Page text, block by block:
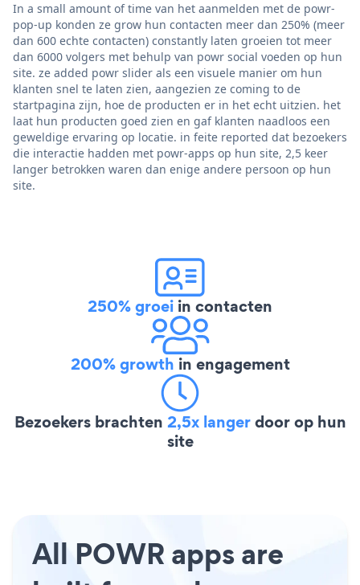
In a small amount of time van het aanmelden met de powr-
pop-up konden ze grow hun contacten meer dan 250% (meer
dan 600 echte contacten) constantly laten groeien tot meer
dan 6000 volgers met behulp van powr social voeden op hun
site. ze added powr slider als een visuele manier om hun
klanten snel te laten zien, aangezien ze coming to de
startpagina zijn, hoe de producten er in het echt uitzien. het
laat hun producten goed zien en gaf klanten naadloos een
geweldige ervaring op locatie. in feite reported dat bezoekers
die interactie hadden met powr-apps op hun site, 2,5 keer
langer betrokken waren dan enige andere persoon op hun
site.
250% groei in contacten
200% growth in engagement
Bezoekers brachten 2,5x langerdoor op hun
site
All POWR apps are